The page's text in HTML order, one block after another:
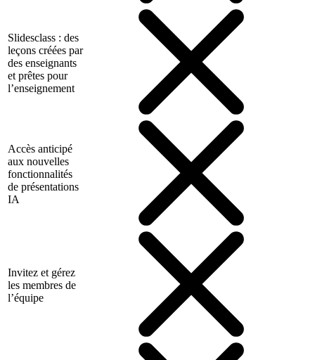
Slidesclass : des
leçons créées par
des enseignants
et prêtes pour
l’enseignement
Accès anticipé
aux nouvelles
fonctionnalités
de présentations
IA
Invitez et gérez
les membres de
l’équipe